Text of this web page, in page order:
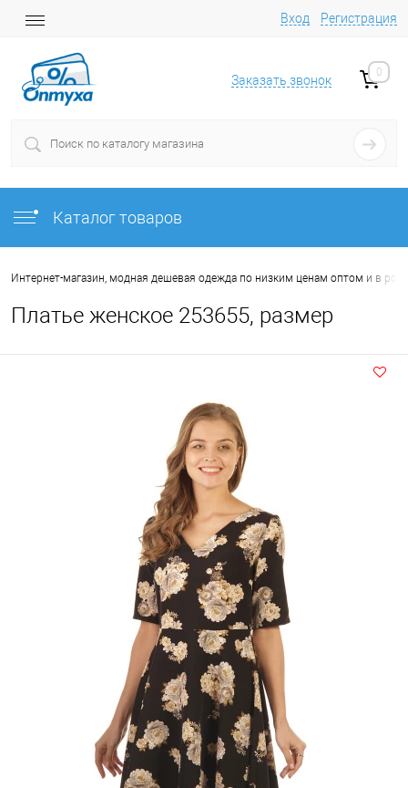
Вход Регистрация
Заказать звонок
0
Каталог товаров
Интернет-магазин, модная дешевая одежда по низким ценам оптом и в
Платье женское 253655, размер